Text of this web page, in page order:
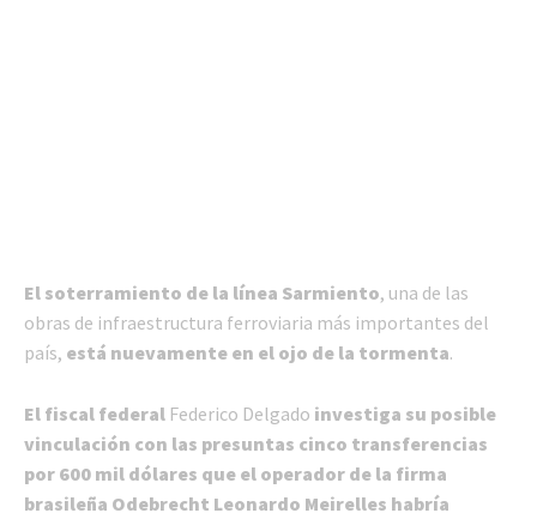
El soterramiento de la línea Sarmiento, una de las
obras de infraestructura ferroviaria más importantes del
país, está nuevamente en el ojo de la tormenta.
El fiscal federal Federico Delgado investiga su posible
vinculación con las presuntas cinco transferencias
por 600 mil dólares que el operador de la firma
brasileña Odebrecht Leonardo Meirelles habría